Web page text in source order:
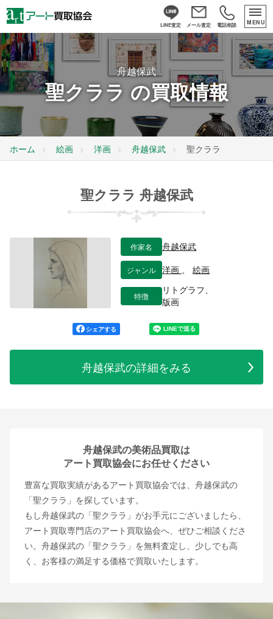
LINE査定 メール査定 電話相談 MENU
舟越保武
聖クララ の買取情報
ホーム 絵画 洋画 舟越保武 聖クララ
聖クララ 舟越保武
作家名 舟越保武
ジャンル 洋画 、絵画
特徴
リトグラフ、
版画
シェアする
舟越保武の詳細をみる
舟越保武の美術品買取は
アート買取協会にお任せください
豊富な買取実績があるアート買取協会では、舟越保武の
「聖クララ」を探しています。
もし舟越保武の「聖クララ」がお手元にございましたら、
アート買取専門店のアート買取協会へ、ぜひご相談くださ
い。舟越保武の「聖クララ」を無料査定し、少しでも高
く、お客様の満足する価格で買取いたします。